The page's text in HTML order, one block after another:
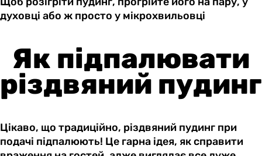
духовці або ж просто у мікрохвильовці
Як підпалювати
різдвяний пудинг
Цікаво, що традиційно, різдвяний пудинг при
подачі підпалюють! Це гарна ідея, як справити